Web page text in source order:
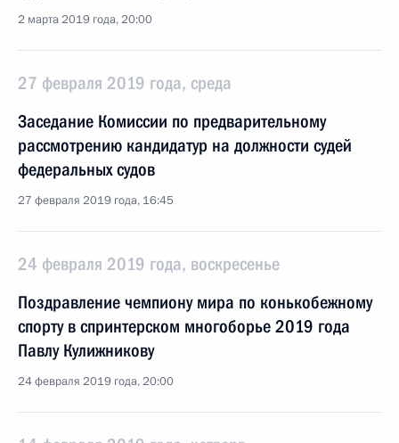
2 марта 2019 года, 20:00
27 февраля 2019 года, среда
Заседание Комиссии по предварительному
рассмотрению кандидатур на должности судей
федеральных судов
27 февраля 2019 года, 16:45
24 февраля 2019 года, воскресенье
Поздравление чемпиону мира по конькобежному
спорту в спринтерском многоборье 2019 года
Павлу Кулижникову
24 февраля 2019 года, 20:00